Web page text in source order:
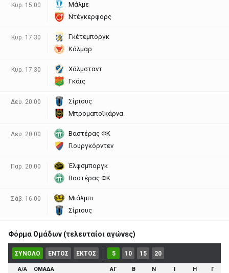
Κυρ. 15:00
Μάλμε
Ντέγκερφορς
Κυρ. 17:30
Γκέτεμποργκ
Κάλμαρ
Κυρ. 17:30
Χάλμσταντ
Γκάις
Δευ. 20:00
Σίριους
Μπρομαποϊκάρνα
Δευ. 20:00
Βαστέρας ΦΚ
Γιουργκόρντεν
Παρ. 20:00
Έλφσμποργκ
Βαστέρας ΦΚ
Σάβ. 16:00
Μιάλμπι
Σίριους
Φόρμα Ομάδων (τελευταίοι αγώνες)
ΣΥΝΟΛΟ ΕΝΤΟΣ ΕΚΤΟΣ 5 10 15 20
Α/Α ΟΜΑΔΑ ΑΓ Β Ν Ι Η Γ